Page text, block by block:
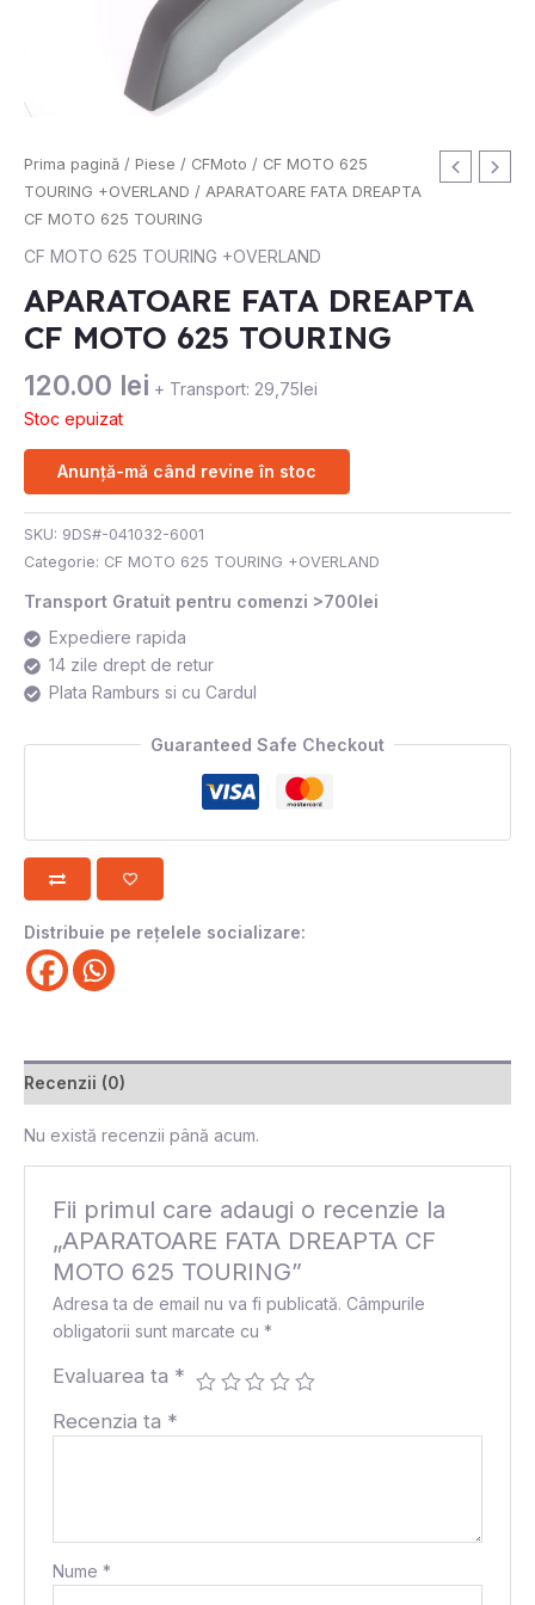
Prima pagină / Piese / CFMoto / CF MOTO 625
TOURING +OVERLAND / APARATOARE FATA DREAPTA
CF MOTO 625 TOURING
CF MOTO 625 TOURING +OVERLAND
APARATOARE FATA DREAPTA
CF MOTO 625 TOURING
120.00 lei + Transport: 29,75lei
Stoc epuizat
Anunță-mă când revine în stoc
SKU: 9DS#-041032-6001
Categorie: CF MOTO 625 TOURING +OVERLAND
Transport Gratuit pentru comenzi >700lei
Expediere rapida
14 zile drept de retur
Plata Ramburs si cu Cardul
Guaranteed Safe Checkout
Distribuie pe rețelele socializare:
Recenzii (0)
Nu există recenzii până acum.
Fii primul care adaugi o recenzie la
„APARATOARE FATA DREAPTA CF
MOTO 625 TOURING”
Adresa ta de email nu va fi publicată. Câmpurile
obligatorii sunt marcate cu*
Evaluarea ta *
Recenzia ta *
Nume*